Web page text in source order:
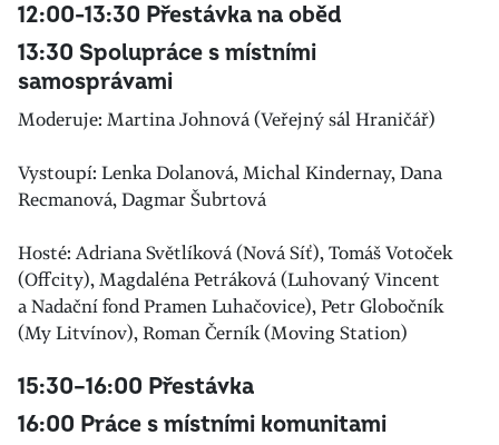
12:00-13:30 Přestávka na oběd
13:30 Spolupráce s místními
samosprávami
Moderuje: Martina Johnová (Veřejný sál Hraničář)
Vystoupí: Lenka Dolanová, Michal Kindernay, Dana
Recmanová, Dagmar Šubrtová
Hosté: Adriana Světlíková (Nová Síť), Tomáš Votoček
(Offcity), Magdaléna Petráková (Luhovaný Vincent
a Nadační fond Pramen Luhačovice), Petr Globočník
(My Litvínov), Roman Černík (Moving Station)
15:30–16:00 Přestávka
16:00 Práce s místními komunitami